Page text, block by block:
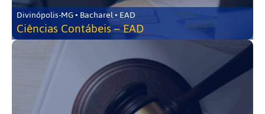
Divinópolis-MG • Bacharel • EAD
Ciências Contábeis – EAD